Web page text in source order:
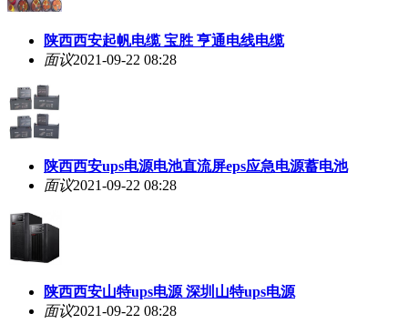
陕西西安起帆电缆 宝胜 亨通电线电缆
面议2021-09-22 08:28
陕西西安ups电源电池直流屏eps应急电源蓄电池
面议2021-09-22 08:28
陕西西安山特ups电源 深圳山特ups电源
面议2021-09-22 08:28